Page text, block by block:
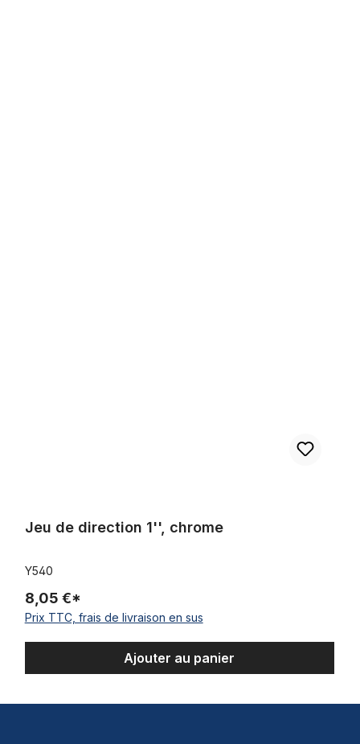
Jeu de direction 1'', chrome
Y540
8,05 €*
Prix TTC, frais de livraison en sus
Ajouter au panier